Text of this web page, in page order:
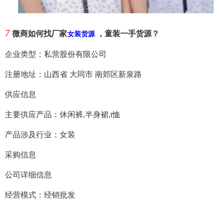
7 微商如何找厂家女装货源 ，童装一手货源？
企业类型：私营股份有限公司
注册地址：山西省 大同市 南郊区新泉路
供应信息
主要供应产品：休闲裤,半身裙,t恤
产品涉及行业：女装
采购信息
公司详细信息
经营模式：经销批发